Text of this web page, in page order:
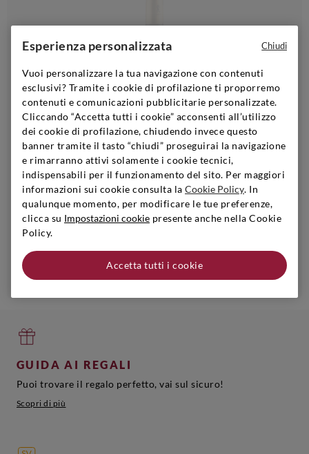
Esaurito online
Valle D'Aosta | 2025 | 0,75 l
GROSJEAN
Petite Arvine Chatel Argent
Avvisami quando disponibile
GUIDA AI REGALI
Puoi trovare il regalo perfetto, vai sul sicuro!
Scopri di più
Esperienza personalizzata
Vuoi personalizzare la tua navigazione con contenuti
esclusivi? Tramite i cookie di profilazione ti proporremo
contenuti e comunicazioni pubblicitarie personalizzate.
Cliccando “Accetta tutti i cookie” acconsenti all’utilizzo
dei cookie di profilazione, chiudendo invece questo
banner tramite il tasto “chiudi” proseguirai la navigazione
e rimarranno attivi solamente i cookie tecnici,
indispensabili per il funzionamento del sito. Per maggiori
informazioni sui cookie consulta la Cookie Policy. In
qualunque momento, per modificare le tue preferenze,
clicca su Impostazioni cookie presente anche nella Cookie
Policy.
Accetta tutti i cookie
Chiudi